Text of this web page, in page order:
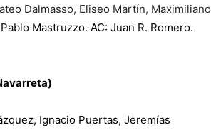
Dalmasso, Eliseo Martín, Maximiliano
Mastruzzo. AC: Juan R. Romero.
Ignacio Puertas, Jeremías